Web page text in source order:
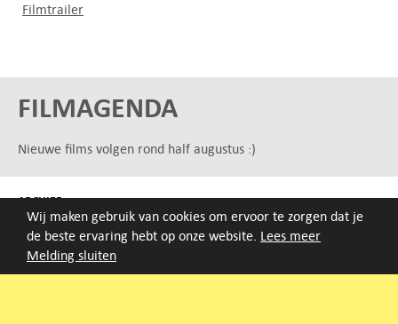
Melding sluiten
Wij maken gebruik van cookies om ervoor te zorgen dat je
de beste ervaring hebt op onze website. Lees meer
Filmtrailer
FILMAGENDA
Nieuwe films volgen rond half augustus :)
ARCHIEF
Druk op de beginletter van de titel of zoek op titel, regisseur
of jaar van eerste vertoning.
A B C D E F G H I J K L M N O P Q R S T U V W X Y Z